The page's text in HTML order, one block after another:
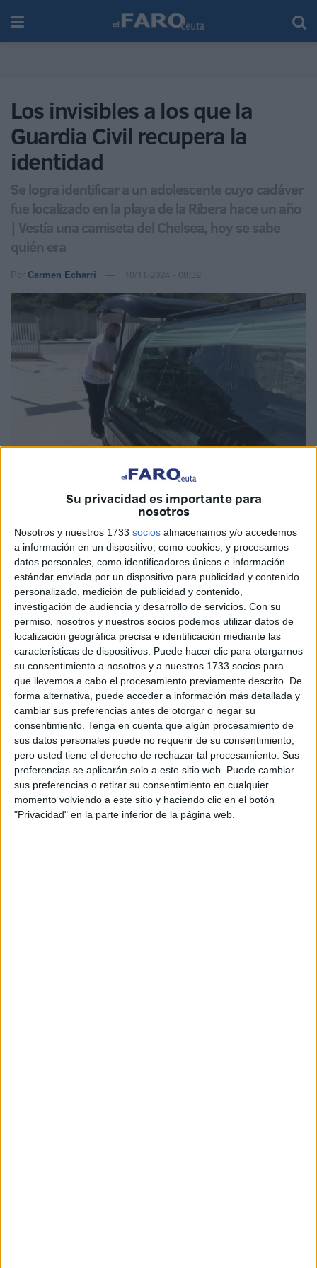
Su privacidad es importante para
nosotros
Nosotros y nuestros 1733 socios almacenamos y/o accedemos
a información en un dispositivo, como cookies, y procesamos
datos personales, como identificadores únicos e información
estándar enviada por un dispositivo para publicidad y contenido
personalizado, medición de publicidad y contenido,
investigación de audiencia y desarrollo de servicios. Con su
permiso, nosotros y nuestros socios podemos utilizar datos de
localización geográfica precisa e identificación mediante las
características de dispositivos. Puede hacer clic para otorgarnos
su consentimiento a nosotros y a nuestros 1733 socios para
que llevemos a cabo el procesamiento previamente descrito. De
forma alternativa, puede acceder a información más detallada y
cambiar sus preferencias antes de otorgar o negar su
consentimiento. Tenga en cuenta que algún procesamiento de
sus datos personales puede no requerir de su consentimiento,
pero usted tiene el derecho de rechazar tal procesamiento. Sus
preferencias se aplicarán solo a este sitio web. Puede cambiar
sus preferencias o retirar su consentimiento en cualquier
momento volviendo a este sitio y haciendo clic en el botón
"Privacidad" en la parte inferior de la página web.
Los invisibles a los que la
Guardia Civil recupera la
identidad
Se logra identificar a un adolescente cuyo cadáver
fue localizado en la playa de la Ribera hace un año
| Vestía una camiseta del Chelsea, hoy se sabe
quién era
Por Carmen Echarri 10/11/2024 - 08:32
El 19 de septiembre de 2023 laGuardia Civilde Ceuta
recuperaba el cadáver de un jovenen la playa de la
Ribera. Vestía una camiseta del Chelsea, bañador y
aletas. Su identificación resultó imposible en aquel
momento.
Pocos días después,fue enterrado en la tumba 4857 con
la etiqueta judicial de “varón, sin identificar”. Sospechas
sobre quién era hubo muchas, sobre todo por la
desaparición en esa misma fecha de un chico de Rincón
que, entre las recientes fotografías que se había sacado,
aparecía en una con la camiseta del mismo equipo de
fútbol que este cuerpo.
Hoy, un año después, ese invisible tiene una identidad. Y
eso ha sido gracias a las gestiones del Laboratorio de